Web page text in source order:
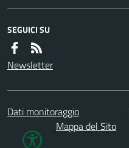
SEGUICI SU
Newsletter
Dati monitoraggio
Mappa del Sito